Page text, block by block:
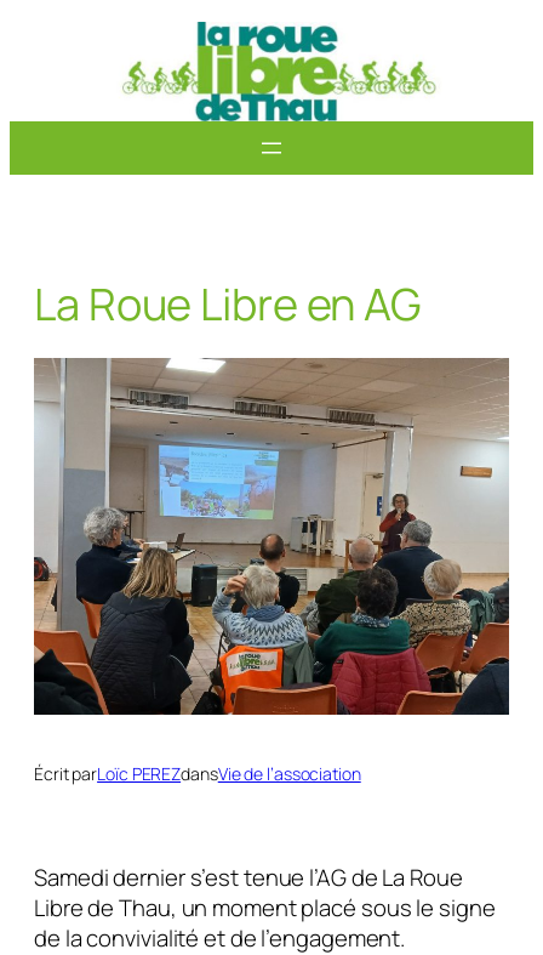
La Roue Libre en AG
Écrit parLoïc PEREZdansVie de l’association
Samedi dernier s’est tenue l’AG de La Roue
Libre de Thau, un moment placé sous le signe
de la convivialité et de l’engagement.